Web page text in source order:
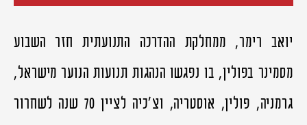
יואב רימר, ממחלקת ההדרכה התנועתית חזר השבוע
מסמינר בפולין, בו נפגשו הנהגות תנועות הנוער מישראל,
גרמניה, פולין, אוסטריה, וצ'כיה לציין 70 שנה לשחרור